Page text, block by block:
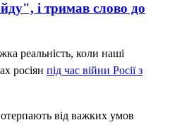
і тримав слово до
реальність, коли наші
росіян під час війни Росії з
від важких умов